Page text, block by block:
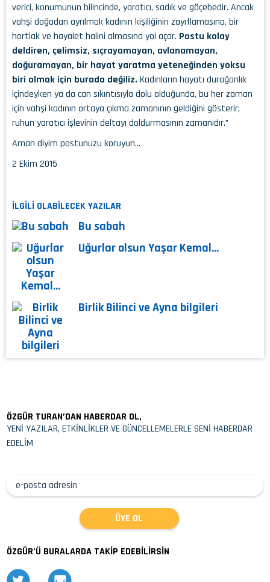
verici, konumunun bilincinde, yaratıcı, sadık ve göçebedir. Ancak
vahşi doğadan ayrılmak kadının kişiliğinin zayıflamasına, bir
hortlak ve hayalet halini almasına yol açar. Postu kolay
deldiren, çelimsiz, sıçrayamayan, avlanamayan,
doğuramayan, bir hayat yaratma yeteneğinden yoksu
biri olmak için burada değiliz. Kadınların hayatı durağanlık
içindeyken ya da can sıkıntısıyla dolu olduğunda, bu her zaman
için vahşi kadının ortaya çıkma zamanının geldiğini gösterir;
ruhun yaratıcı işlevinin deltayı doldurmasının zamanıdır.”
Aman diyim postunuzu koruyun…
2 Ekim 2015
İLGİLİ OLABİLECEK YAZILAR
Bu sabah
Uğurlar olsun Yaşar Kemal…
Birlik Bilinci ve Ayna bilgileri
ÖZGÜR TURAN’DAN HABERDAR OL,
YENİ YAZILAR, ETKİNLİKLER VE GÜNCELLEMELERLE SENİ HABERDAR
EDELİM
ÖZGÜR’Ü BURALARDA TAKİP EDEBİLİRSİN